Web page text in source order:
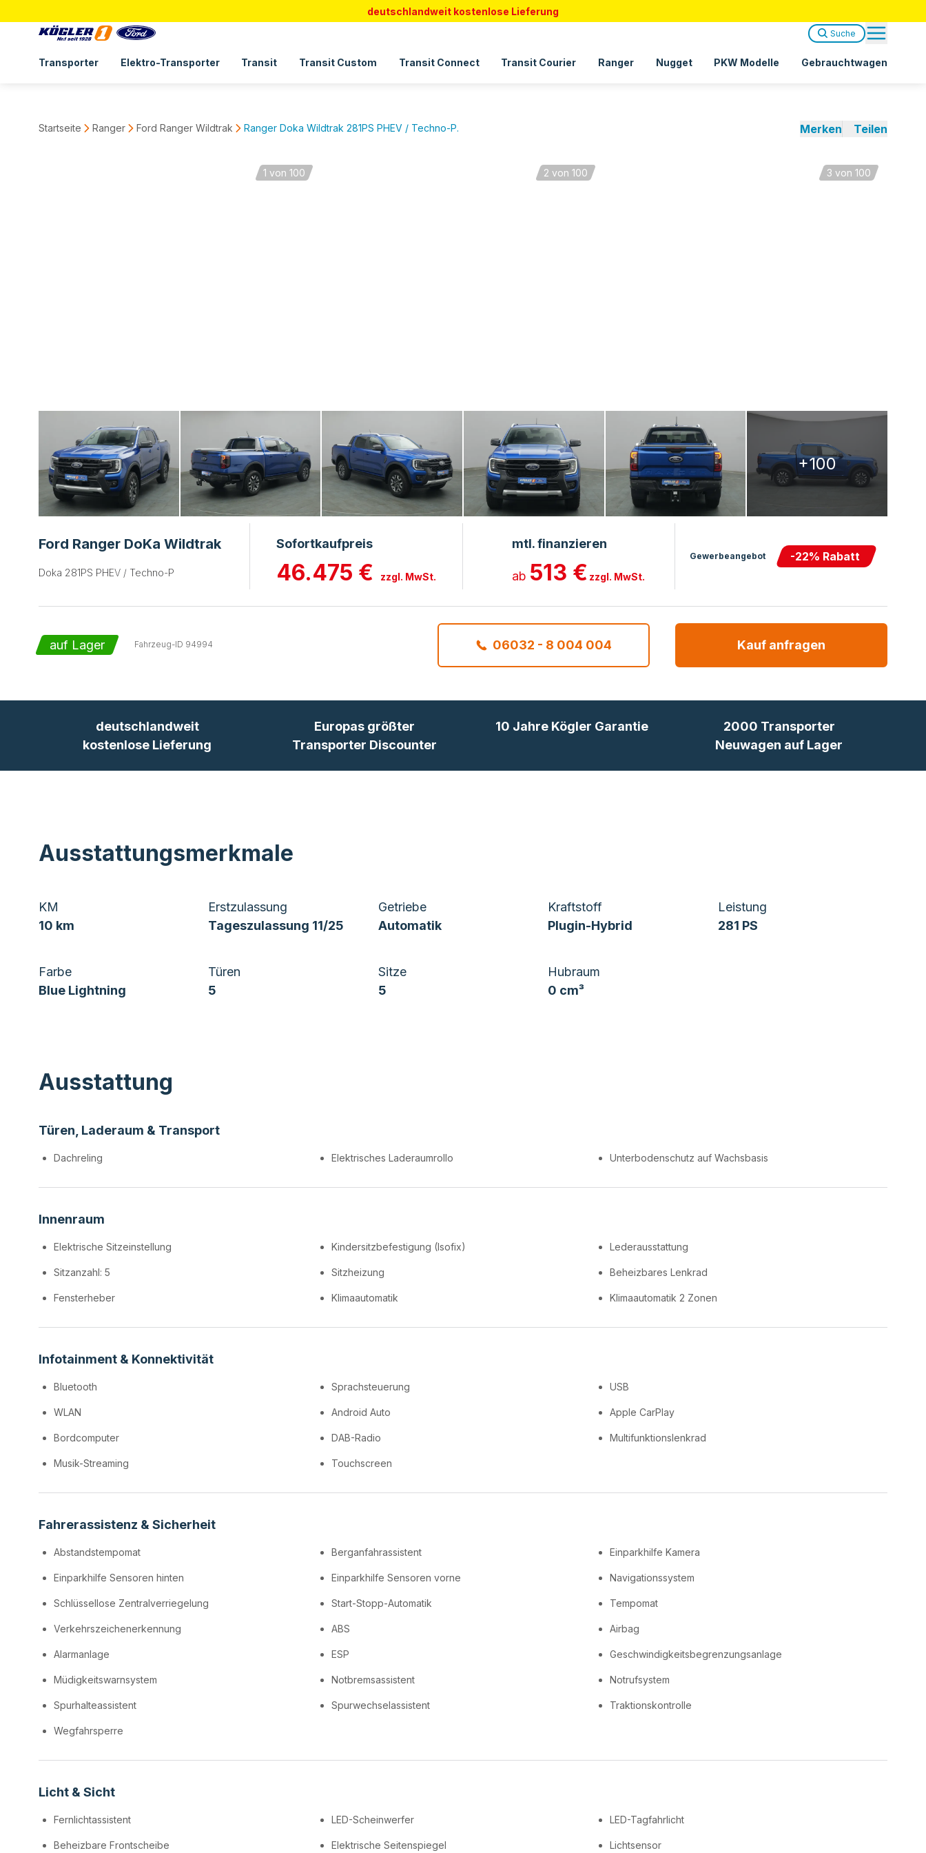
deutschlandweit kostenlose Lieferung
Transporter Elektro-Transporter Transit Transit Custom Transit Connect Transit Courier Ranger Nugget PKW Modelle Gebrauchtwagen
Suche
Startseite Ranger Ford Ranger Wildtrak Ranger Doka Wildtrak 281PS PHEV / Techno-P. Merken Teilen
2 von 100
1 von 100 3 von 100
+100
Ford Ranger DoKa Wildtrak
Doka 281PS PHEV / Techno-P
Sofortkaufpreis
46.475 € zzgl. MwSt.
mtl. finanzieren
ab 513 € zzgl. MwSt.
Gewerbeangebot -22% Rabatt
auf Lager Fahrzeug-ID 94994 06032 - 8 004 004 Kauf anfragen
deutschlandweit
kostenlose Lieferung
Europas größter
Transporter Discounter
10 Jahre Kögler Garantie
2000 Transporter
Neuwagen auf Lager
Ausstattungsmerkmale
KM
10 km
Erstzulassung
Tageszulassung 11/25
Getriebe
Automatik
Kraftstoff
Plugin-Hybrid
Leistung
281 PS
Farbe
Blue Lightning
Türen
5
Sitze
5
Hubraum
0 cm³
Ausstattung
Türen, Laderaum & Transport
Dachreling Elektrisches Laderaumrollo Unterbodenschutz auf Wachsbasis
Innenraum
Elektrische Sitzeinstellung Kindersitzbefestigung (Isofix) Lederausstattung
Sitzanzahl: 5 Sitzheizung Beheizbares Lenkrad
Fensterheber Klimaautomatik Klimaautomatik 2 Zonen
Infotainment & Konnektivität
Bluetooth Sprachsteuerung USB
WLAN Android Auto Apple CarPlay
Bordcomputer DAB-Radio Multifunktionslenkrad
Musik-Streaming Touchscreen
Fahrerassistenz & Sicherheit
Abstandstempomat Berganfahrassistent Einparkhilfe Kamera
Einparkhilfe Sensoren hinten Einparkhilfe Sensoren vorne Navigationssystem
Schlüssellose Zentralverriegelung Start-Stopp-Automatik Tempomat
Verkehrszeichenerkennung ABS Airbag
Alarmanlage ESP Geschwindigkeitsbegrenzungsanlage
Müdigkeitswarnsystem Notbremsassistent Notrufsystem
Spurhalteassistent Spurwechselassistent Traktionskontrolle
Wegfahrsperre
Licht & Sicht
Fernlichtassistent LED-Scheinwerfer LED-Tagfahrlicht
Beheizbare Frontscheibe Elektrische Seitenspiegel Lichtsensor